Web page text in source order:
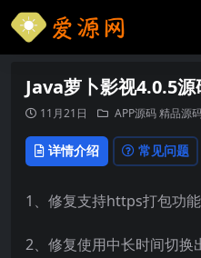
Java萝卜影视4.0.5源
11月21日 APP源码精品源
详情介绍 常见问题
1、修复支持https打包功能
2、修复使用中长时间切换